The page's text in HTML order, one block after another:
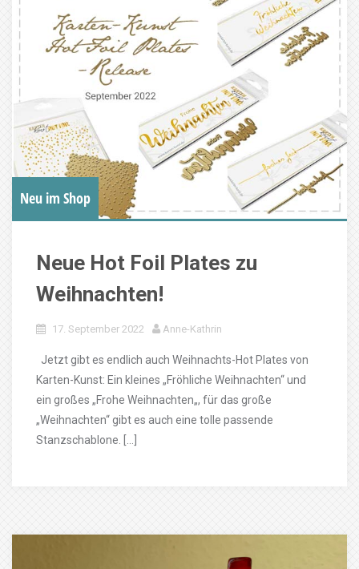
Neu im Shop
Neue Hot Foil Plates zu
Weihnachten!
17. September 2022 Anne-Kathrin
Jetzt gibt es endlich auch Weihnachts-Hot Plates von
Karten-Kunst: Ein kleines „Fröhliche Weihnachten“ und
ein großes „Frohe Weihnachten„, für das große
„Weihnachten“ gibt es auch eine tolle passende
Stanzschablone. […]